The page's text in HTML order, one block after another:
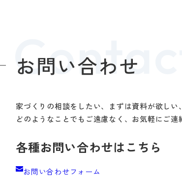
お問い合わせ
家づくりの相談をしたい、まずは資料が欲しい
どのようなことでもご遠慮なく、お気軽にご連
各種お問い合わせはこちら
お問い合わせフォーム